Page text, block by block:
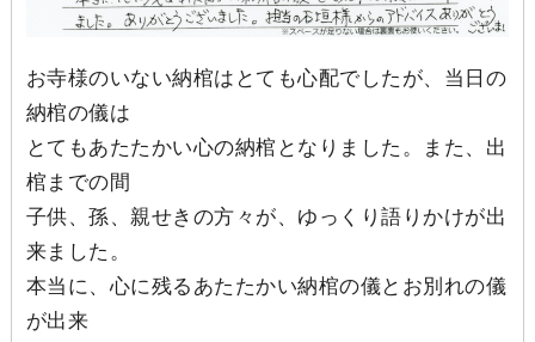
お寺様のいない納棺はとても心配でしたが、当日の
納棺の儀は
とてもあたたかい心の納棺となりました。また、出
棺までの間
子供、孫、親せきの方々が、ゆっくり語りかけが出
来ました。
本当に、心に残るあたたかい納棺の儀とお別れの儀
が出来